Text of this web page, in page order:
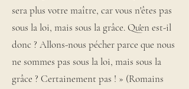
sera plus votre maître, car vous n'êtes pas
sous la loi, mais sous la grâce. Qu'en est-il
donc ? Allons-nous pécher parce que nous
ne sommes pas sous la loi, mais sous la
grâce ? Certainement pas ! » (Romains